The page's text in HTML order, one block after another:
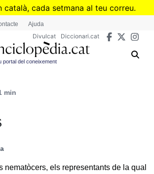
Vés
català, cada setmana al teu correu.
te al butlletí de Divulcat
Ajuda
Divulcat Diccionari.cat
portal del coneixement
min
nematòcers, els representants de la qual